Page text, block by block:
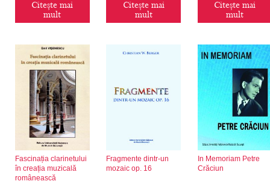
Citește mai
mult
Citește mai
mult
Citește mai
mult
Fascinația clarinetului
în creația muzicală
românească
Fragmente dintr-un
mozaic op. 16
In Memoriam Petre
Crăciun